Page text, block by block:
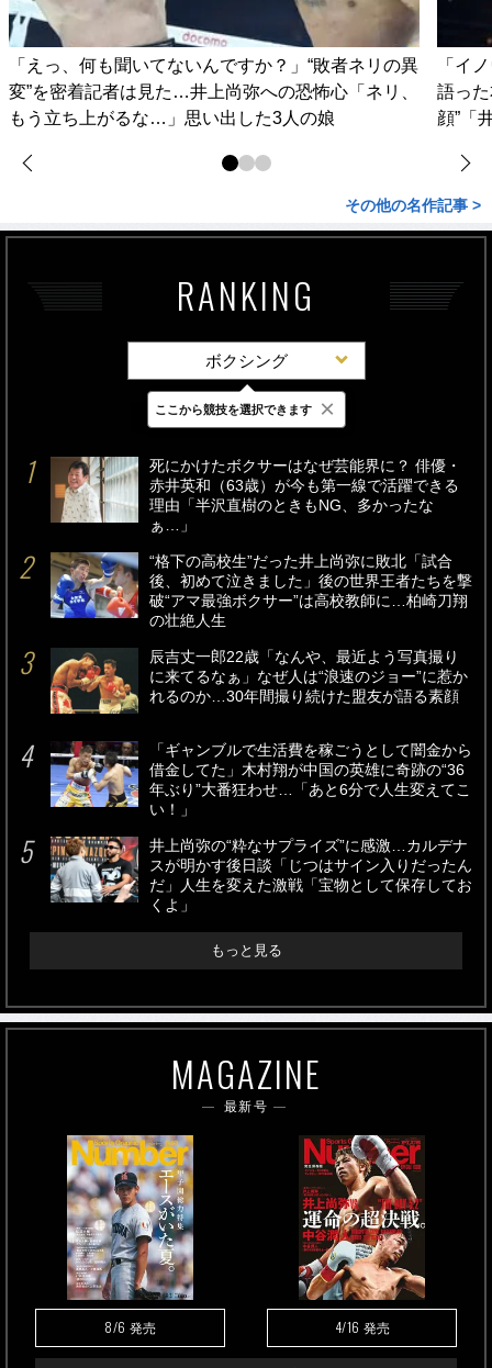
「えっ、何も聞いてないんですか？」“敗者ネリの異
変”を密着記者は見た…井上尚弥への恐怖心「ネリ、
もう立ち上がるな…」思い出した3人の娘
「イ
語っ
顔”「
その他の名作記事 >
RANKING
ボクシング
最新 24時間 週間
死にかけたボクサーはなぜ芸能界に？ 俳優・
赤井英和（63歳）が今も第一線で活躍できる
理由「半沢直樹のときもNG、多かったな
ぁ…」
“格下の高校生”だった井上尚弥に敗北「試合
後、初めて泣きました」後の世界王者たちを撃
破“アマ最強ボクサー”は高校教師に…柏崎刀翔
の壮絶人生
辰吉丈一郎22歳「なんや、最近よう写真撮り
に来てるなぁ」なぜ人は“浪速のジョー”に惹か
れるのか…30年間撮り続けた盟友が語る素顔
「ギャンブルで生活費を稼ごうとして闇金から
借金してた」木村翔が中国の英雄に奇跡の“36
年ぶり”大番狂わせ…「あと6分で人生変えてこ
い！」
井上尚弥の“粋なサプライズ”に感激…カルデナ
スが明かす後日談「じつはサイン入りだったん
だ」人生を変えた激戦「宝物として保存してお
くよ」
もっと見る
MAGAZINE
最新号
8/6 発売 4/16 発売
ここから競技を選択できます ×